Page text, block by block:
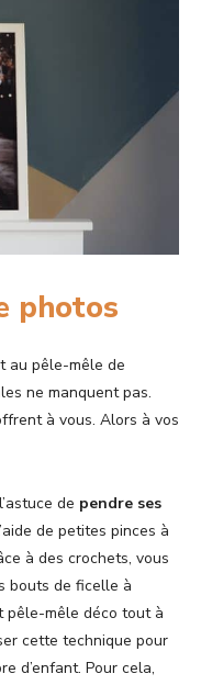
photos
au pêle-mêle de
ne manquent pas.
à vous. Alors à vos
de pendre ses
de petites pinces à
à des crochets, vous
bouts de ficelle à
pêle-mêle déco tout à
cette technique pour
d’enfant. Pour cela,